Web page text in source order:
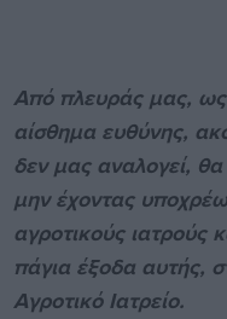
Από πλευράς μας,
αίσθημα ευθύνης,
δεν μας αναλογεί,
μην έχοντας
αγροτικούς ιατρούς
πάγια έξοδα αυτής,
Αγροτικό Ιατρείο.